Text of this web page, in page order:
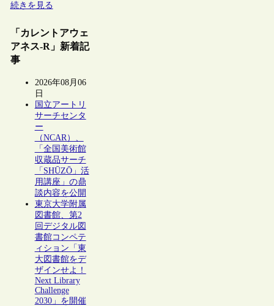
続きを見る
「カレントアウェ
アネス-R」新着記
事
2026年08月06
日
国立アートリ
サーチセンタ
ー
（NCAR）、
「全国美術館
収蔵品サーチ
「SHŪZŌ」活
用講座」の鼎
談内容を公開
東京大学附属
図書館、第2
回デジタル図
書館コンペテ
ィション「東
大図書館をデ
ザインせよ！
Next Library
Challenge
2030」を開催